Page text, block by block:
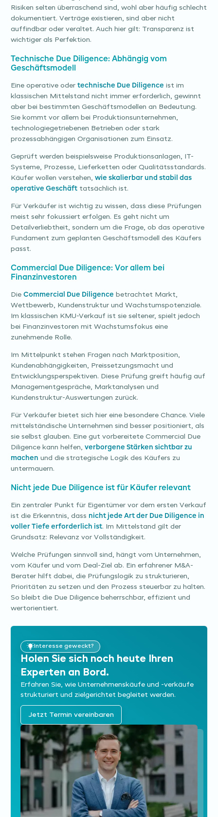
Risiken selten überraschend sind, wohl aber häufig schlecht
dokumentiert. Verträge existieren, sind aber nicht
auffindbar oder veraltet. Auch hier gilt: Transparenz ist
wichtiger als Perfektion.
Technische Due Diligence: Abhängig vom
Geschäftsmodell
Eine operative odertechnische Due Diligence ist im
klassischen Mittelstand nicht immer erforderlich, gewinnt
aber bei bestimmten Geschäftsmodellen an Bedeutung.
Sie kommt vor allem bei Produktionsunternehmen,
technologiegetriebenen Betrieben oder stark
prozessabhängigen Organisationen zum Einsatz.
Geprüft werden beispielsweise Produktionsanlagen, IT-
Systeme, Prozesse, Lieferketten oder Qualitätsstandards.
Käufer wollen verstehen,wie skalierbar und stabil das
operative Geschäft tatsächlich ist.
Für Verkäufer ist wichtig zu wissen, dass diese Prüfungen
meist sehr fokussiert erfolgen. Es geht nicht um
Detailverliebtheit, sondern um die Frage, ob das operative
Fundament zum geplanten Geschäftsmodell des Käufers
passt.
Commercial Due Diligence: Vor allem bei
Finanzinvestoren
DieCommercial Due Diligence betrachtet Markt,
Wettbewerb, Kundenstruktur und Wachstumspotenziale.
Im klassischen KMU-Verkauf ist sie seltener, spielt jedoch
bei Finanzinvestoren mit Wachstumsfokus eine
zunehmende Rolle.
Im Mittelpunkt stehen Fragen nach Marktposition,
Kundenabhängigkeiten, Preissetzungsmacht und
Entwicklungsperspektiven. Diese Prüfung greift häufig auf
Managementgespräche, Marktanalysen und
Kundenstruktur-Auswertungen zurück.
Für Verkäufer bietet sich hier eine besondere Chance. Viele
mittelständische Unternehmen sind besser positioniert, als
sie selbst glauben. Eine gut vorbereitete Commercial Due
Diligence kann helfen,verborgene Stärken sichtbar zu
machen und die strategische Logik des Käufers zu
untermauern.
Nicht jede Due Diligence ist für Käufer relevant
Ein zentraler Punkt für Eigentümer vor dem ersten Verkauf
ist die Erkenntnis, dass nicht jede Art der Due Diligence in
voller Tiefe erforderlich ist. Im Mittelstand gilt der
Grundsatz: Relevanz vor Vollständigkeit.
Welche Prüfungen sinnvoll sind, hängt vom Unternehmen,
vom Käufer und vom Deal-Ziel ab. Ein erfahrener M&A-
Berater hilft dabei, die Prüfungslogik zu strukturieren,
Prioritäten zu setzen und den Prozess steuerbar zu halten.
So bleibt die Due Diligence beherrschbar, effizient und
wertorientiert.
Interesse geweckt?
Holen Sie sich noch heute Ihren
Experten an Bord.
Erfahren Sie, wie Unternehmens­käufe und -verkäufe
strukturiert und zielgerichtet begleitet werden.
Jetzt Termin vereinbaren